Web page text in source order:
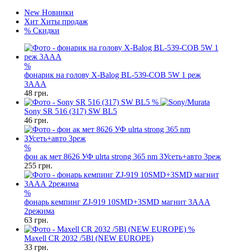
New Новинки
Хит Хиты продаж
% Скидки
%
фонарик на голову X-Balog BL-539-COB 5W 1 реж
3AAA
48 грн.
%
Sony SR 516 (317) SW BL5
46 грн.
%
фон ак мет 8626 УФ ulrta strong 365 nm ЗУсеть+авто 3реж
255 грн.
%
фонарь кемпинг ZJ-919 10SMD+3SMD магнит 3AAА
2режима
63 грн.
%
Maxell CR 2032 /5Bl (NEW EUROPE)
33 грн.